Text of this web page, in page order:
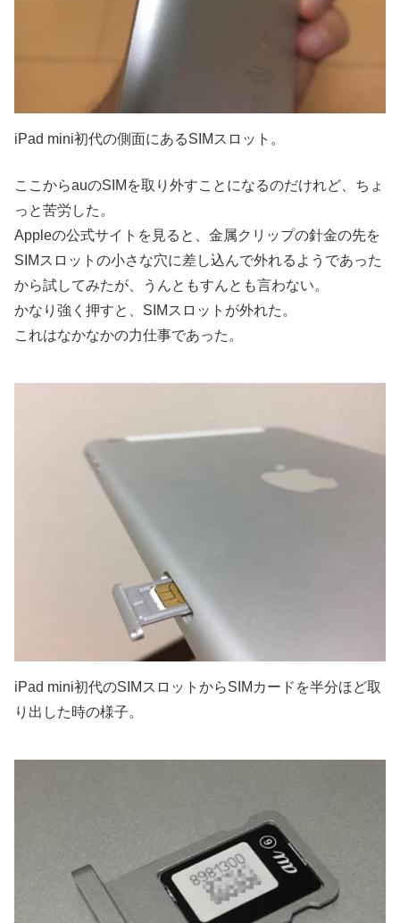
iPad mini初代の側面にあるSIMスロット。
ここからauのSIMを取り外すことになるのだけれど、ちょ
っと苦労した。
Appleの公式サイトを見ると、金属クリップの針金の先を
SIMスロットの小さな穴に差し込んで外れるようであった
から試してみたが、うんともすんとも言わない。
かなり強く押すと、SIMスロットが外れた。
これはなかなかの力仕事であった。
iPad mini初代のSIMスロットからSIMカードを半分ほど取
り出した時の様子。